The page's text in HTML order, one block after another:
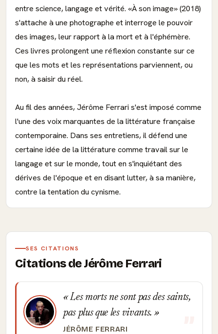
entre science, langage et vérité. «À son image» (2018)
s'attache à une photographe et interroge le pouvoir
des images, leur rapport à la mort et à l'éphémère.
Ces livres prolongent une réflexion constante sur ce
que les mots et les représentations parviennent, ou
non, à saisir du réel.
Au fil des années, Jérôme Ferrari s'est imposé comme
l'une des voix marquantes de la littérature française
contemporaine. Dans ses entretiens, il défend une
certaine idée de la littérature comme travail sur le
langage et sur le monde, tout en s'inquiétant des
dérives de l'époque et en disant lutter, à sa manière,
contre la tentation du cynisme.
SES CITATIONS
Citations de Jérôme Ferrari
Les morts ne sont pas des saints,
pas plus que les vivants.
JÉRÔME FERRARI